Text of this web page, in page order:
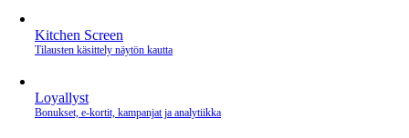
Kitchen Screen
Tilausten käsittely näytön kautta
Loyallyst
Bonukset, e‑kortit, kampanjat ja analytiikka